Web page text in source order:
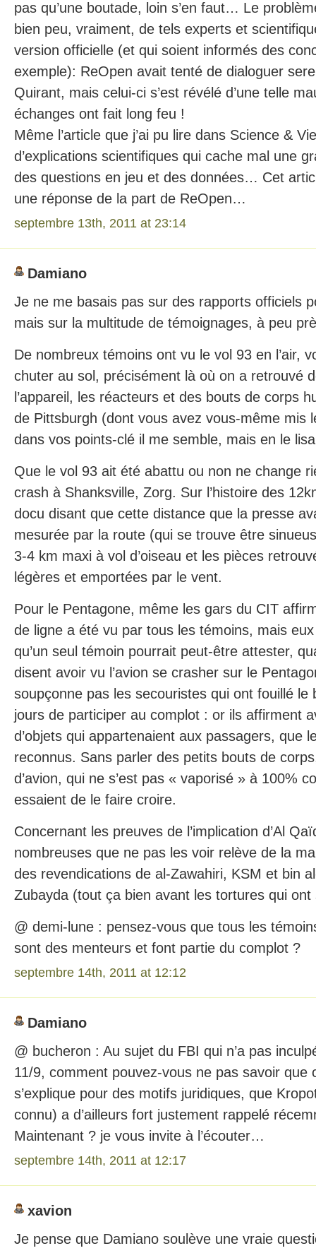
pas qu’une boutade, loin s’en faut… Le
bien peu, vraiment, de tels experts et
version officielle (et qui soient informés des
exemple): ReOpen avait tenté de dialoguer
Quirant, mais celui-ci s’est révélé d’une telle
échanges ont fait long feu !
Même l’article que j’ai pu lire dans Science &
d’explications scientifiques qui cache mal une
des questions en jeu et des données… Cet
une réponse de la part de ReOpen…
septembre 13th, 2011 at 23:14
Damiano
Je ne me basais pas sur des rapports officiels
mais sur la multitude de témoignages, à peu
De nombreux témoins ont vu le vol 93 en l’air,
chuter au sol, précisément là où on a retrouvé
l’appareil, les réacteurs et des bouts de corps
de Pittsburgh (dont vous avez vous-même mis
dans vos points-clé il me semble, mais en le
Que le vol 93 ait été abattu ou non ne change
crash à Shanksville, Zorg. Sur l’histoire des
docu disant que cette distance que la presse
mesurée par la route (qui se trouve être
3-4 km maxi à vol d’oiseau et les pièces
légères et emportées par le vent.
Pour le Pentagone, même les gars du CIT
de ligne a été vu par tous les témoins, mais
qu’un seul témoin pourrait peut-être attester,
disent avoir vu l’avion se crasher sur le
soupçonne pas les secouristes qui ont fouillé le
jours de participer au complot : or ils affirment
d’objets qui appartenaient aux passagers, que
reconnus. Sans parler des petits bouts de
d’avion, qui ne s’est pas « vaporisé » à 100%
essaient de le faire croire.
Concernant les preuves de l’implication d’Al
nombreuses que ne pas les voir relève de la
des revendications de al-Zawahiri, KSM et bin
Zubayda (tout ça bien avant les tortures qui ont
@ demi-lune : pensez-vous que tous les
sont des menteurs et font partie du complot ?
septembre 14th, 2011 at 12:12
Damiano
@ bucheron : Au sujet du FBI qui n’a pas
11/9, comment pouvez-vous ne pas savoir que
s’explique pour des motifs juridiques, que
connu) a d’ailleurs fort justement rappelé
Maintenant ? je vous invite à l’écouter…
septembre 14th, 2011 at 12:17
xavion
Je pense que Damiano soulève une vraie